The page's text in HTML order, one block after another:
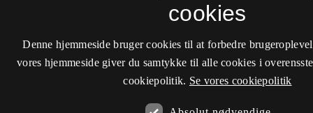
cookies
Denne hjemmeside bruger cookies til at forbedre
vores hjemmeside giver du samtykke til alle cookies i
cookiepolitik. Se vores cookiepolitik